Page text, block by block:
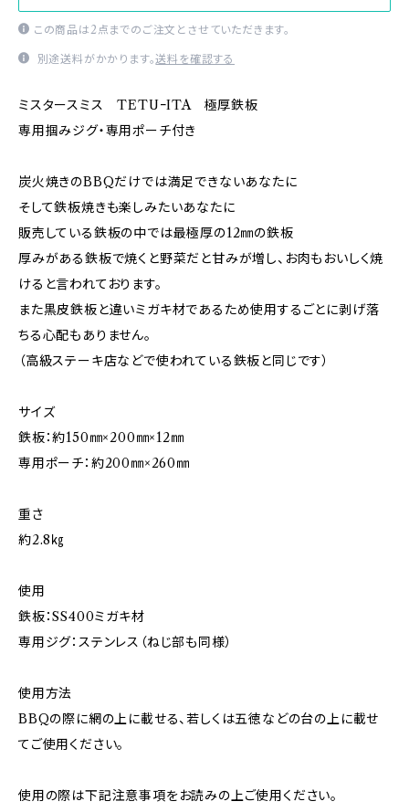
この商品は2点までのご注文とさせていただきます。
別途送料がかかります。送料を確認する
ミスタースミス TETUｰITA 極厚鉄板
専用掴みジグ・専用ポーチ付き
炭火焼きのBBQだけでは満足できないあなたに
そして鉄板焼きも楽しみたいあなたに
販売している鉄板の中では最極厚の12㎜の鉄板
厚みがある鉄板で焼くと野菜だと甘みが増し、お肉もおいしく焼
けると言われております。
また黒皮鉄板と違いミガキ材であるため使用するごとに剥げ落
ちる心配もありません。
（高級ステーキ店などで使われている鉄板と同じです）
サイズ
鉄板：約150㎜×200㎜×12㎜
専用ポーチ：約200㎜×260㎜
重さ
約2.8㎏
使用
鉄板：SS400ミガキ材
専用ジグ：ステンレス（ねじ部も同様）
使用方法
BBQの際に網の上に載せる、若しくは五徳などの台の上に載せ
てご使用ください。
使用の際は下記注意事項をお読みの上ご使用ください。